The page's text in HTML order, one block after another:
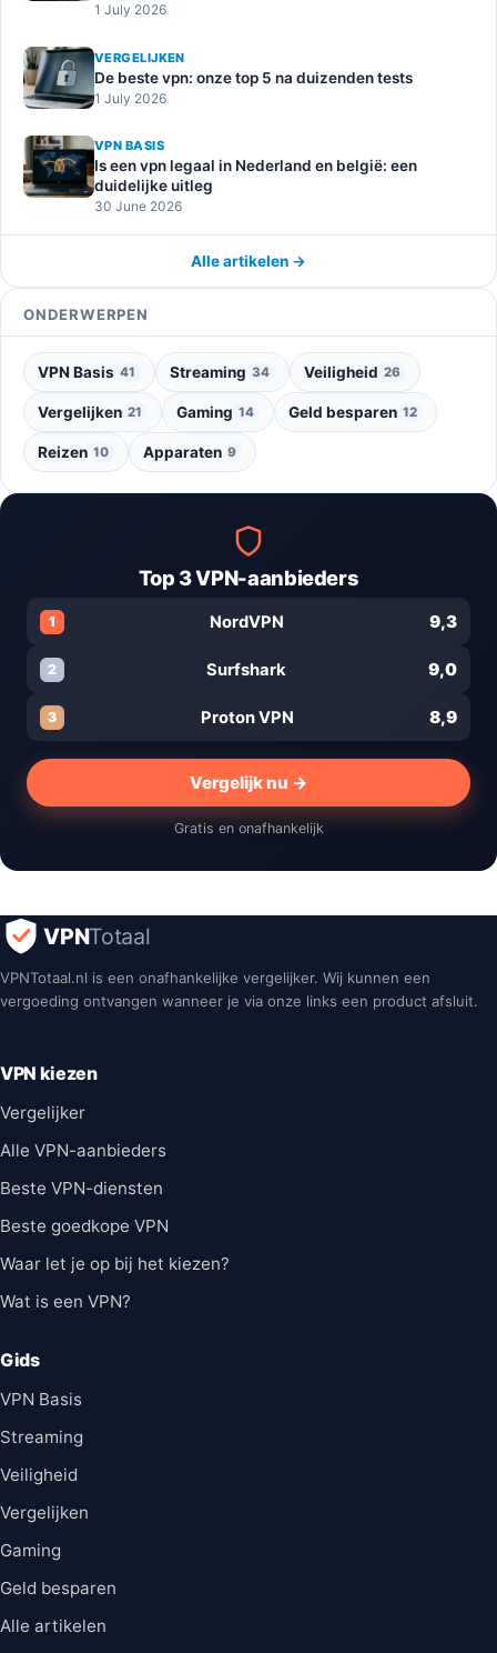
1 July 2026
VERGELIJKEN
De beste vpn: onze top 5 na duizenden tests
1 July 2026
VPN BASIS
Is een vpn legaal in Nederland en belgië: een
duidelijke uitleg
30 June 2026
Alle artikelen →
ONDERWERPEN
VPN Basis 41 Streaming 34 Veiligheid 26
Vergelijken 21 Gaming 14 Geld besparen 12
Reizen 10 Apparaten 9
Top 3 VPN-aanbieders
1 NordVPN 9,3
2 Surfshark 9,0
3 Proton VPN 8,9
Vergelijk nu →
Gratis en onafhankelijk
VPNTotaal
VPNTotaal.nl is een onafhankelijke vergelijker. Wij kunnen een
vergoeding ontvangen wanneer je via onze links een product afsluit.
VPN kiezen
Vergelijker
Alle VPN-aanbieders
Beste VPN-diensten
Beste goedkope VPN
Waar let je op bij het kiezen?
Wat is een VPN?
Gids
VPN Basis
Streaming
Veiligheid
Vergelijken
Gaming
Geld besparen
Alle artikelen